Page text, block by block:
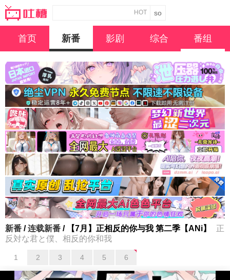
HOT
首页 新番 影剧 综合 番组
新番 /连载新番 / 【7月】正相反的你与我 第二季【ANi】
正
反対な君と僕、相反的你和我
1
13
2
14
3
15
4
16
5
17
6
18